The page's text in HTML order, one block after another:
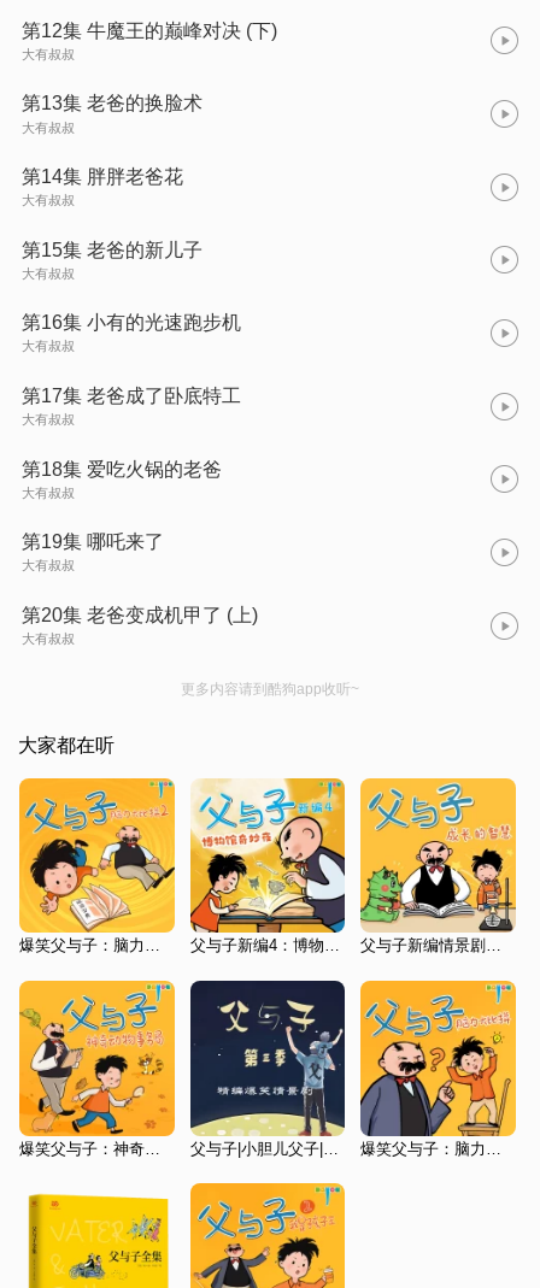
第12集 牛魔王的巅峰对决 (下)
大有叔叔
第13集 老爸的换脸术
大有叔叔
第14集 胖胖老爸花
大有叔叔
第15集 老爸的新儿子
大有叔叔
第16集 小有的光速跑步机
大有叔叔
第17集 老爸成了卧底特工
大有叔叔
第18集 爱吃火锅的老爸
大有叔叔
第19集 哪吒来了
大有叔叔
第20集 老爸变成机甲了 (上)
大有叔叔
更多内容请到酷狗app收听~
大家都在听
爆笑父与子：脑力大比拼2|爆笑益智|亲子笑话 父与子新编4：博物馆奇妙夜|亲子笑话|睡前故事 父与子新编情景剧：成长的智慧
父与子|小胆儿父子|第三季|爆笑情景剧|TME独家版本